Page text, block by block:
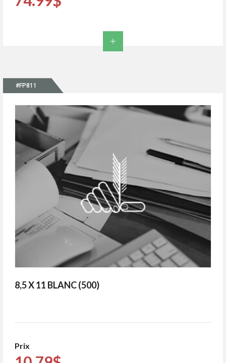
#FP811
8,5 X 11 BLANC (500)
Prix